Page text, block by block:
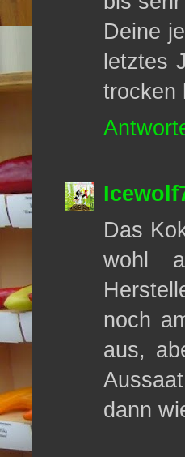
Deine
letztes
trocken
Das
wohl
noch
aus,
dann